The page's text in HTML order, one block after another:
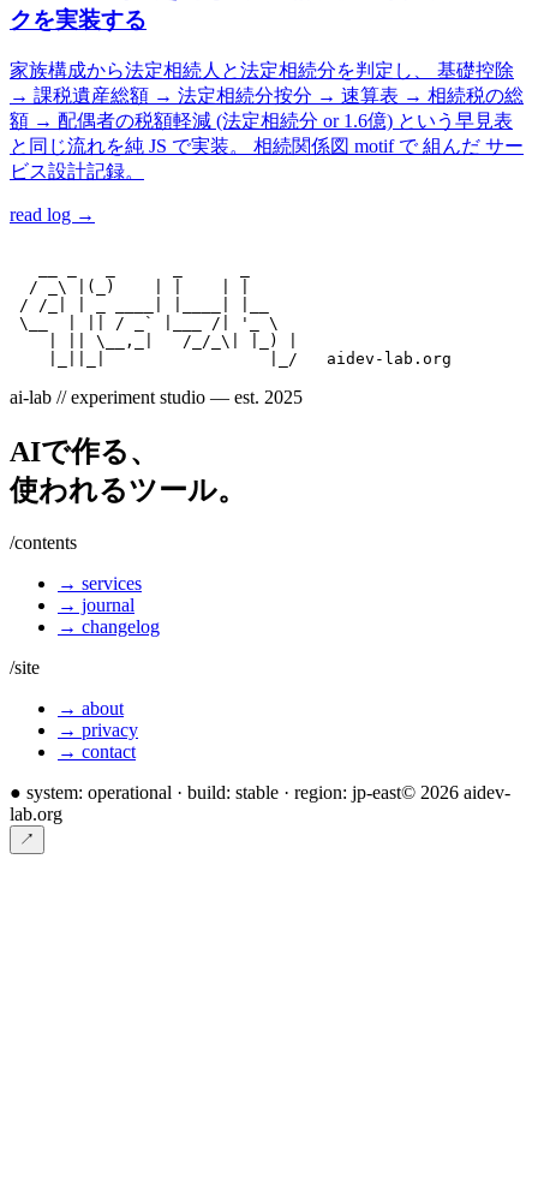
クを実装する
家族構成から法定相続人と法定相続分を判定し、 基礎控除
→ 課税遺産総額 → 法定相続分按分 → 速算表 → 相続税の総
額 → 配偶者の税額軽減 (法定相続分 or 1.6億) という早見表
と同じ流れを純 JS で実装。 相続関係図 motif で 組んだ サー
ビス設計記録。
read log →
  / _\ |(_)    | |    | |
/ /_| | _ ____| |____| |__
\__  | || / _` |___ /| '_ \
    | || \__,_|   /_/_\| |_) |
ai-lab // experiment studio — est. 2025
AIで作る、
使われるツール。
/contents
→ services
→ journal
→ changelog
/site
→ about
→ privacy
→ contact
● system: operational · build: stable · region: jp-east© 2026 aidev-
lab.org
↗